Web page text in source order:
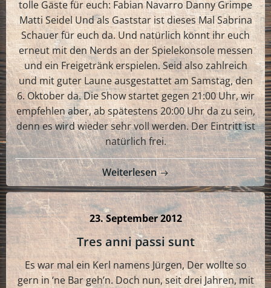
tolle Gäste für euch: Fabian Navarro Danny Grimpe
Matti Seidel Und als Gaststar ist dieses Mal Sabrina
Schauer für euch da. Und natürlich könnt ihr euch
erneut mit den Nerds an der Spielekonsole messen
und ein Freigetränk erspielen. Seid also zahlreich
und mit guter Laune ausgestattet am Samstag, den
6. Oktober da. Die Show startet gegen 21:00 Uhr, wir
empfehlen aber, ab spätestens 20:00 Uhr da zu sein,
denn es wird wieder sehr voll werden. Der Eintritt ist
natürlich frei.
Weiterlesen
23. September 2012
Tres anni passi sunt
Es war mal ein Kerl namens Jürgen, Der wollte so
gern in ‘ne Bar geh’n. Doch nun, seit drei Jahren, mit